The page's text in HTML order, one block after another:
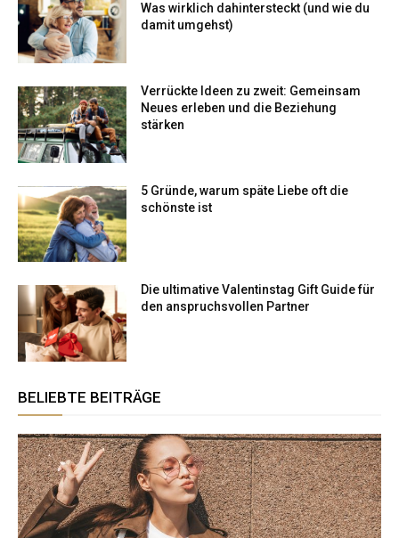
Was wirklich dahintersteckt (und wie du
damit umgehst)
Verrückte Ideen zu zweit: Gemeinsam
Neues erleben und die Beziehung
stärken
5 Gründe, warum späte Liebe oft die
schönste ist
Die ultimative Valentinstag Gift Guide für
den anspruchsvollen Partner
BELIEBTE BEITRÄGE